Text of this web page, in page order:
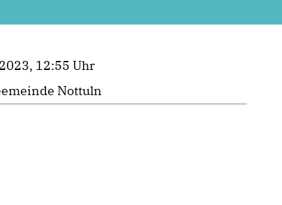
12:55 Uhr
Nottuln